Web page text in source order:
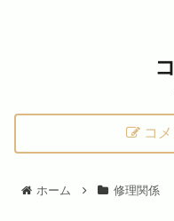
コ
ホーム 修理関係